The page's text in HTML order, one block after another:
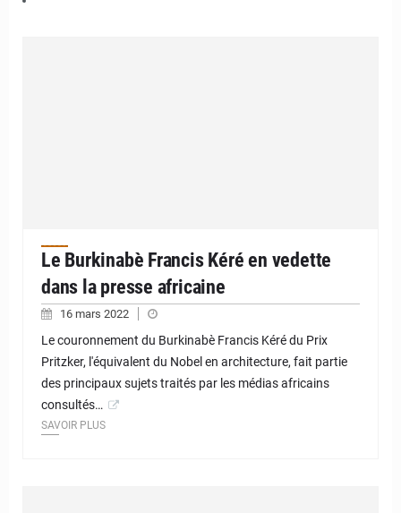
Le Burkinabè Francis Kéré en vedette
dans la presse africaine
16 mars 2022
Le couronnement du Burkinabè Francis Kéré du Prix
Pritzker, l'équivalent du Nobel en architecture, fait partie
des principaux sujets traités par les médias africains
consultés…
SAVOIR PLUS